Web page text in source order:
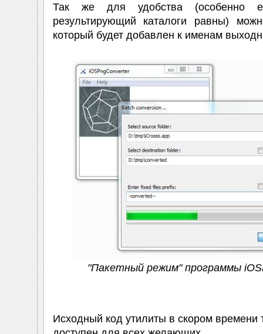
Так же для удобства (особенно
результирующий каталоги равны)
который будет добавлен к именам
"Пакетный режим" программы
Исходный код утилиты в скором времени